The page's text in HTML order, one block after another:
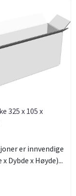
325 x 105 x
er innvendige
x Dybde x Høyde)...